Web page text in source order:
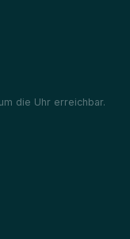
die Uhr erreichbar.